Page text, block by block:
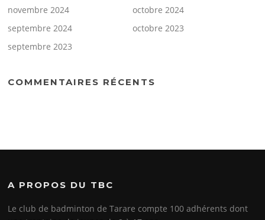
novembre 2024
octobre 2024
septembre 2024
octobre 2023
septembre 2023
COMMENTAIRES RÉCENTS
A PROPOS DU TBC
Le club de badminton de Tarare compte 100 adhérents dont